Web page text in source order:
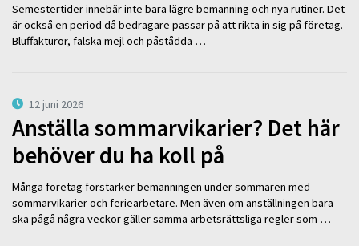
Semestertider innebär inte bara lägre bemanning och nya rutiner. Det
är också en period då bedragare passar på att rikta in sig på företag.
Bluffakturor, falska mejl och påstådda …
12 juni 2026
Anställa sommarvikarier? Det här
behöver du ha koll på
Många företag förstärker bemanningen under sommaren med
sommarvikarier och feriearbetare. Men även om anställningen bara
ska pågå några veckor gäller samma arbetsrättsliga regler som …